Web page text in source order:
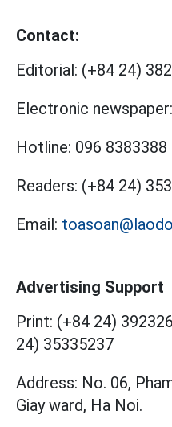
Contact:
Editorial: (+84 24)
Electronic newspaper:
Hotline: 096 8383388
Readers: (+84 24)
Email:
Advertising Support
Print: (+84 24)
24) 35335237
Address: No. 06,
Giay ward, Ha Noi.